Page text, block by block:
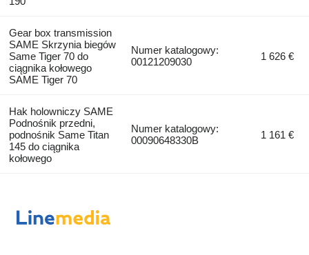
Gear box transmission
SAME Skrzynia biegów
Same Tiger 70 do
ciągnika kołowego
SAME Tiger 70
Numer katalogowy:
00121209030
1 626 €
Hak holowniczy SAME
Podnośnik przedni,
podnośnik Same Titan
145 do ciągnika
kołowego
Numer katalogowy:
00090648330B
1 161 €